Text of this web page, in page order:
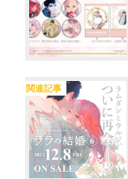
関連記事